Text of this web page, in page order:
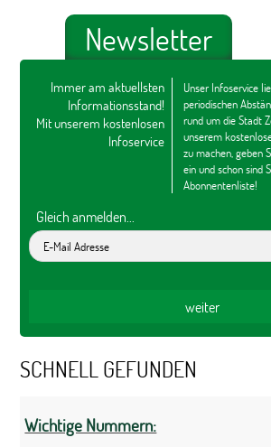
Newsletter
Immer am aktuellsten
Informationsstand!
Mit unserem kostenlosen
Infoservice
Unser Infoservice
periodischen
rund um die Stadt
unserem
zu machen, geben
ein und schon sind
Abonnentenliste!
Gleich anmelden...
SCHNELL GEFUNDEN
Wichtige Nummern: